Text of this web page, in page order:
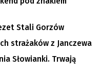
Stali Gorzów
strażaków z Janczewa
Słowianki. Trwają